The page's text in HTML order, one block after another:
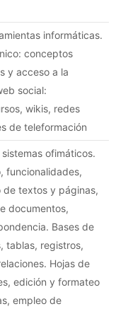
informáticas.
conceptos
y acceso a la
social:
wikis, redes
de teleformación
sistemas ofimáticos.
funcionalidades,
textos y páginas,
documentos,
Bases de
tablas, registros,
Hojas de
edición y formateo
empleo de